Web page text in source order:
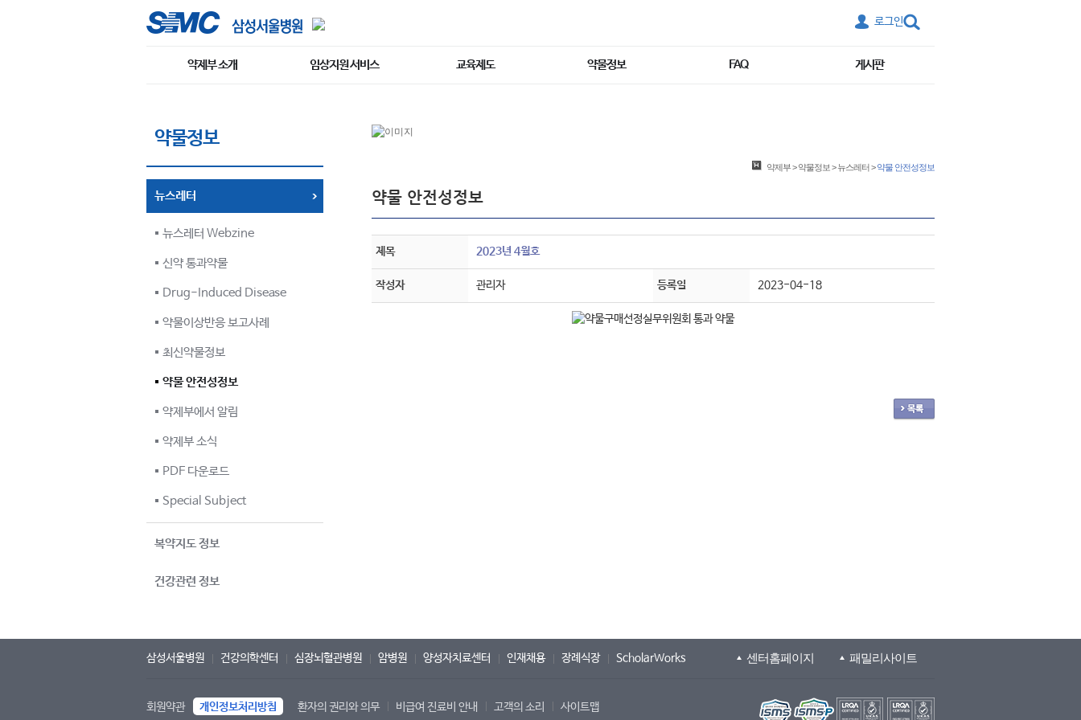
로그인
약제부 소개 임상지원 서비스 교육제도 약물정보 FAQ 게시판
약물정보
뉴스레터
뉴스레터 Webzine
신약 통과약물
Drug-Induced Disease
약물이상반응 보고사례
최신약물정보
약물 안전성정보
약제부에서 알림
약제부 소식
PDF 다운로드
Special Subject
복약지도 정보
건강관련 정보
약제부>약물정보 >뉴스레터>약물 안전성정보
약물 안전성정보
제목 2023년 4월호
작성자 관리자 등록일 2023-04-18
삼성서울병원 건강의학센터 심장뇌혈관병원 암병원 양성자치료센터 인재채용 장례식장 ScholarWorks 센터홈페이지 패밀리사이트
회원약관 개인정보처리방침 환자의 권리와 의무 비급여 진료비 안내 고객의 소리 사이트맵